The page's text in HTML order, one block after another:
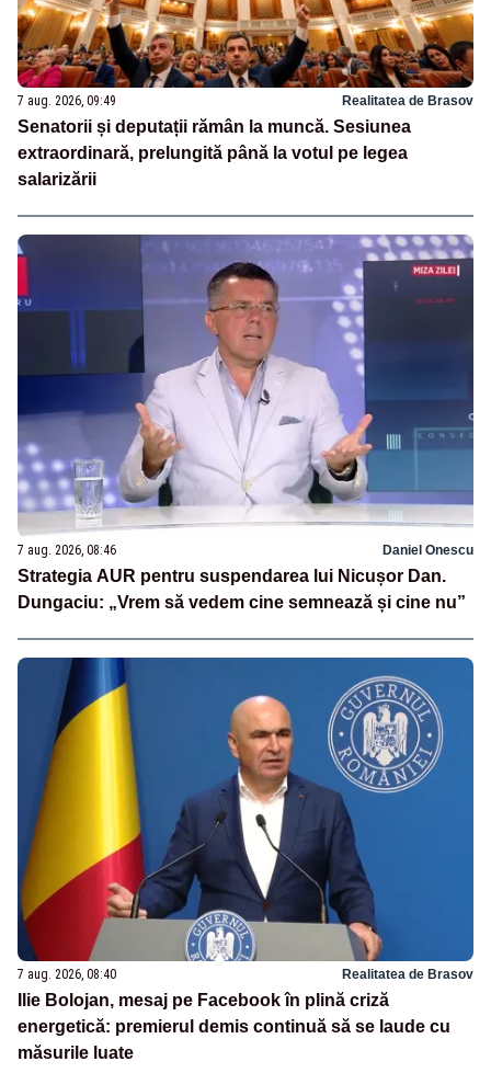
7 aug. 2026, 09:49 Realitatea de Brasov
Senatorii și deputații rămân la muncă. Sesiunea
extraordinară, prelungită până la votul pe legea
salarizării
7 aug. 2026, 08:46 Daniel Onescu
Strategia AUR pentru suspendarea lui Nicușor Dan.
Dungaciu: „Vrem să vedem cine semnează și cine nu”
7 aug. 2026, 08:40 Realitatea de Brasov
Ilie Bolojan, mesaj pe Facebook în plină criză
energetică: premierul demis continuă să se laude cu
măsurile luate